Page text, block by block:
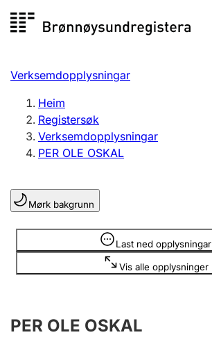
til
Registersøk
Aksjeselskap
Enkeltpersonføretak
Registrere, endre, slette
Lag og foreining
Registrere, endre, slette
Årsrekneskap
Verksemdopplysningar
Heim
Registersøk
Verksemdopplysningar
PER OLE OSKAL
Mørk bakgrunn
Last ned opplysningar
Vis alle opplysninger
Opplysninger er skjult
PER OLE OSKAL